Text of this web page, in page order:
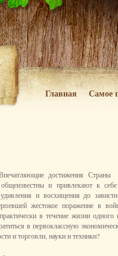
Главная Самое
достижения Страны
и привлекают к себе
и восхищения до
жестокое поражение в
в течение жизни одного
в первоклассную
и торговли, науки и техники?